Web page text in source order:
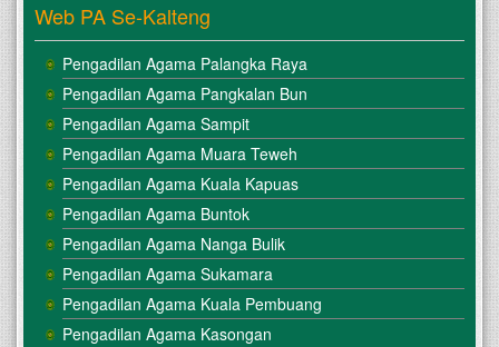
Web PA Se-Kalteng
Pengadilan Agama Palangka Raya
Pengadilan Agama Pangkalan Bun
Pengadilan Agama Sampit
Pengadilan Agama Muara Teweh
Pengadilan Agama Kuala Kapuas
Pengadilan Agama Buntok
Pengadilan Agama Nanga Bulik
Pengadilan Agama Sukamara
Pengadilan Agama Kuala Pembuang
Pengadilan Agama Kasongan